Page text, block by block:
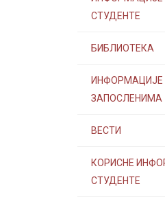
СТУДЕНТЕ
БИБЛИОТЕКА
ИНФОРМАЦИЈЕ
ЗАПОСЛЕНИМА
ВЕСТИ
КОРИСНЕ
СТУДЕНТЕ